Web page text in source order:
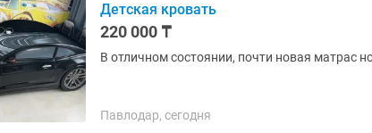
Детская кровать
220 000 ₸
В отличном состоянии, почти новая матрас
Павлодар, сегодня